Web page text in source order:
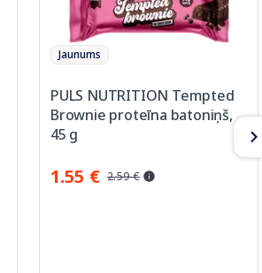
Jaunums
PULS NUTRITION Tempted
Brownie proteīna batoniņš,
45 g
1.55 € 2.59 €